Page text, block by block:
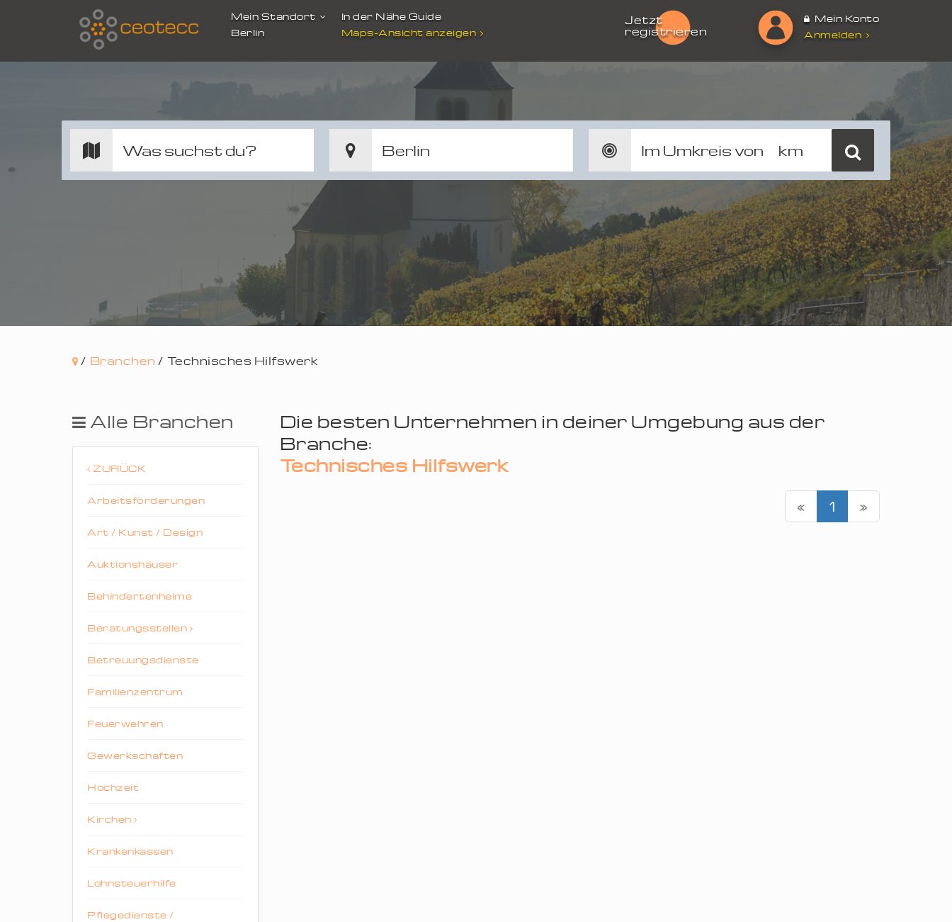
Mein Standort
Berlin
In der Nähe Guide
Maps-Ansicht anzeigen
Jetzt
registrieren
Mein Konto
Anmelden
/ Branchen / Technisches Hilfswerk
Alle Branchen
ZURÜCK
Arbeitsförderungen
Art / Kunst / Design
Auktionshäuser
Behindertenheime
Beratungsstellen
Betreuungsdienste
Familienzentrum
Feuerwehren
Gewerkschaften
Hochzeit
Kirchen
Krankenkassen
Lohnsteuerhilfe
Pflegedienste /
Die besten Unternehmen in deiner Umgebung aus der
Branche:
Technisches Hilfswerk
« 1 »